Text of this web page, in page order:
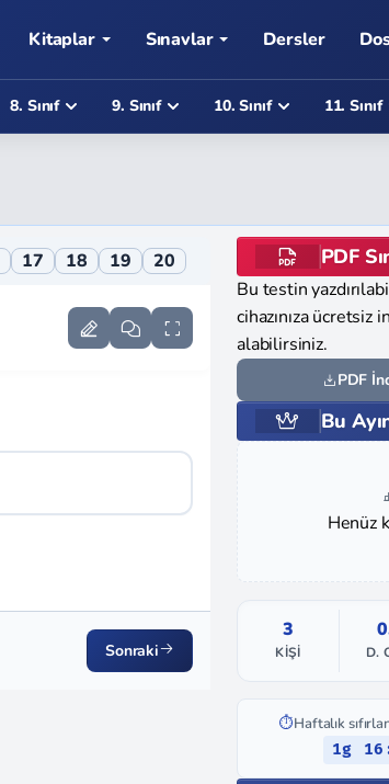
Kitaplar Sınavlar Dersler
8. Sınıf 9. Sınıf 10. Sınıf 11. Sınıf
17 18 19 20
Sonraki
PDF
Bu testin
cihazınıza ücretsiz
alabilirsiniz.
PDF
Bu
Henüz
3
KIŞI D.
⏱️Haftalık
1g